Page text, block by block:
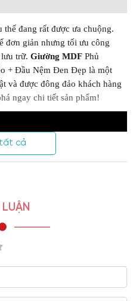
thế đang rất được ưa chuộng.
đơn giản nhưng tối ưu công
trữ. Giường MDF Phủ
+ Đầu Nệm Đen Đẹp là một
và được đông đảo khách hàng
ngay chi tiết sản phẩm!
vững chãi
không có chân giường, kết hợp
cả
LUẬN